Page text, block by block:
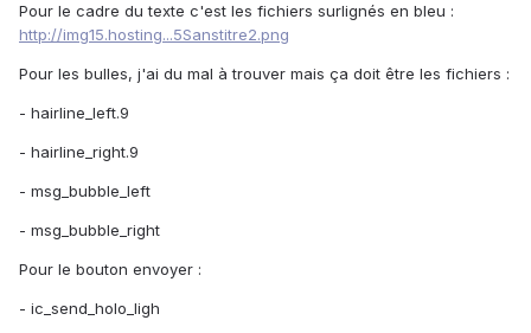
Pour le cadre du texte c'est les fichiers surlignés en bleu :
http://img15.hosting...5Sanstitre2.png
Pour les bulles, j'ai du mal à trouver mais ça doit être les fichiers :
- hairline_left.9
- hairline_right.9
- msg_bubble_left
- msg_bubble_right
Pour le bouton envoyer :
- ic_send_holo_ligh